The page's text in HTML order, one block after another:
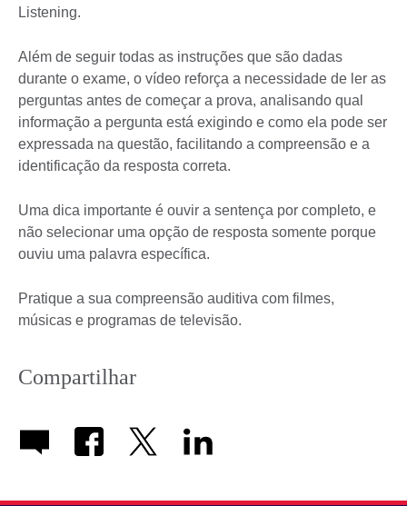
Listening.
Além de seguir todas as instruções que são dadas
durante o exame, o vídeo reforça a necessidade de ler as
perguntas antes de começar a prova, analisando qual
informação a pergunta está exigindo e como ela pode ser
expressada na questão, facilitando a compreensão e a
identificação da resposta correta.
Uma dica importante é ouvir a sentença por completo, e
não selecionar uma opção de resposta somente porque
ouviu uma palavra específica.
Pratique a sua compreensão auditiva com filmes,
músicas e programas de televisão.
Compartilhar